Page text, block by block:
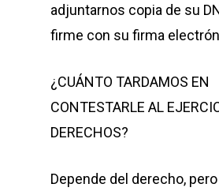
adjuntarnos copia de su
firme con su firma
¿CUÁNTO TARDAMOS EN
CONTESTARLE AL
DERECHOS?
Depende del derecho,